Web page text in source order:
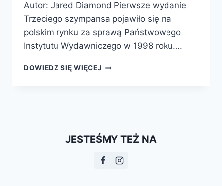
Autor: Jared Diamond Pierwsze wydanie
Trzeciego szympansa pojawiło się na
polskim rynku za sprawą Państwowego
Instytutu Wydawniczego w 1998 roku….
DOWIEDZ SIĘ WIĘCEJ TRZECI
CZŁOWIEKIEM
II)
JESTEŚMY TEŻ NA